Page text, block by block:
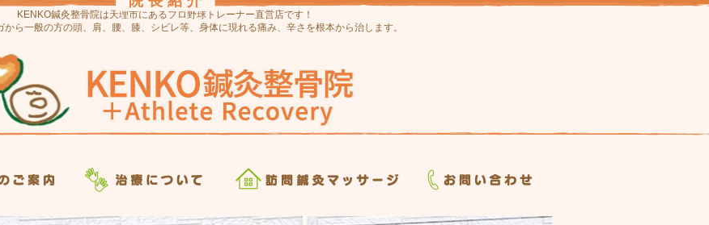
KENKO鍼灸整骨院は天理市にあるプロ野球トレーナー直営店です！
から一般の方の頭、肩、腰、膝、シビレ等、身体に現れる痛み、辛さを根本から治します。